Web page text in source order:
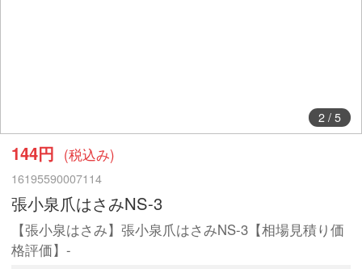
2/ 5
144円 (税込み)
16195590007114
張小泉爪はさみNS-3
【張小泉はさみ】張小泉爪はさみNS-3【相場見積り価
格評価】-